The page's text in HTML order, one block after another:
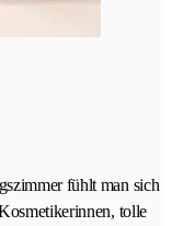
fühlt man sich
tolle